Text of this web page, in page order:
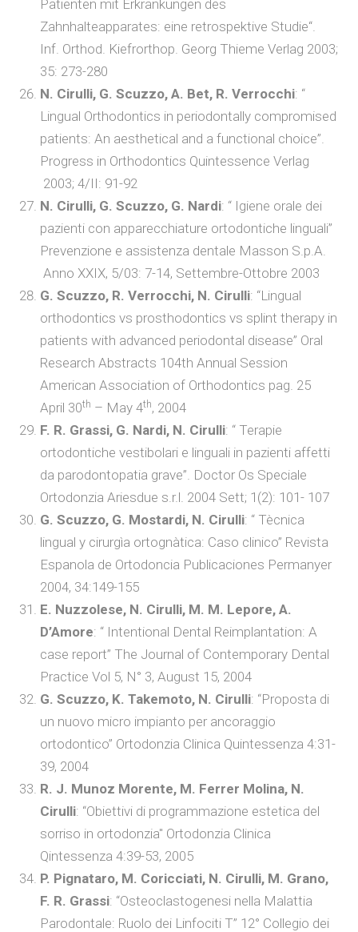
Patienten mit Erkrankungen des
Zahnhalteapparates: eine retrospektive Studie“.
Inf. Orthod. Kiefrorthop. Georg Thieme Verlag 2003;
35: 273-280
N. Cirulli, G. Scuzzo, A. Bet, R. Verrocchi: “
Lingual Orthodontics in periodontally compromised
patients: An aesthetical and a functional choice”.
Progress in Orthodontics Quintessence Verlag
2003; 4/II: 91-92
N. Cirulli, G. Scuzzo, G. Nardi: “ Igiene orale dei
pazienti con apparecchiature ortodontiche linguali”
Prevenzione e assistenza dentale Masson S.p.A.
Anno XXIX, 5/03: 7-14, Settembre-Ottobre 2003
G. Scuzzo, R. Verrocchi, N. Cirulli: “Lingual
orthodontics vs prosthodontics vs splint therapy in
patients with advanced periodontal disease” Oral
Research Abstracts 104th Annual Session
American Association of Orthodontics pag. 25
April 30th – May 4th, 2004
F. R. Grassi, G. Nardi, N. Cirulli: “ Terapie
ortodontiche vestibolari e linguali in pazienti affetti
da parodontopatia grave”. Doctor Os Speciale
Ortodonzia Ariesdue s.r.l. 2004 Sett; 1(2): 101- 107
G. Scuzzo, G. Mostardi, N. Cirulli: “ Tècnica
lingual y cirurgìa ortognàtica: Caso clinico” Revista
Espanola de Ortodoncia Publicaciones Permanyer
2004, 34:149-155
E. Nuzzolese, N. Cirulli, M. M. Lepore, A.
D’Amore: “ Intentional Dental Reimplantation: A
case report” The Journal of Contemporary Dental
Practice Vol 5, N° 3, August 15, 2004
G. Scuzzo, K. Takemoto, N. Cirulli: “Proposta di
un nuovo micro impianto per ancoraggio
ortodontico” Ortodonzia Clinica Quintessenza 4:31-
39, 2004
R. J. Munoz Morente, M. Ferrer Molina, N.
Cirulli: “Obiettivi di programmazione estetica del
sorriso in ortodonzia" Ortodonzia Clinica
Qintessenza 4:39-53, 2005
P. Pignataro, M. Coricciati, N. Cirulli, M. Grano,
F. R. Grassi: “Osteoclastogenesi nella Malattia
Parodontale: Ruolo dei Linfociti T” 12° Collegio dei